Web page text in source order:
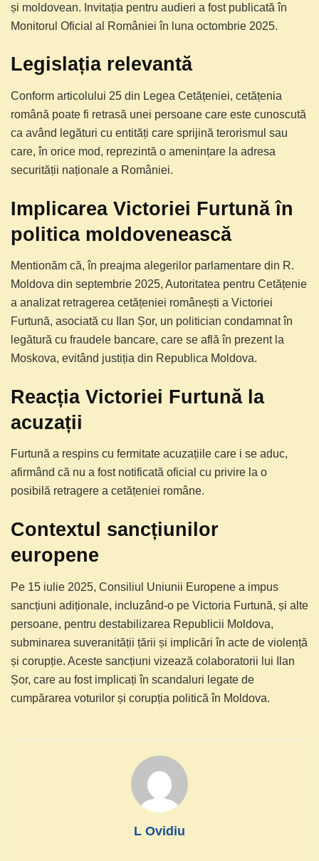
și moldovean. Invitația pentru audieri a fost publicată în
Monitorul Oficial al României în luna octombrie 2025.
Legislația relevantă
Conform articolului 25 din Legea Cetățeniei, cetățenia
română poate fi retrasă unei persoane care este cunoscută
ca având legături cu entități care sprijină terorismul sau
care, în orice mod, reprezintă o amenințare la adresa
securității naționale a României.
Implicarea Victoriei Furtună în
politica moldovenească
Mentionăm că, în preajma alegerilor parlamentare din R.
Moldova din septembrie 2025, Autoritatea pentru Cetățenie
a analizat retragerea cetățeniei românești a Victoriei
Furtună, asociată cu Ilan Șor, un politician condamnat în
legătură cu fraudele bancare, care se află în prezent la
Moskova, evitând justiția din Republica Moldova.
Reacția Victoriei Furtună la
acuzații
Furtună a respins cu fermitate acuzațiile care i se aduc,
afirmând că nu a fost notificată oficial cu privire la o
posibilă retragere a cetățeniei române.
Contextul sancțiunilor
europene
Pe 15 iulie 2025, Consiliul Uniunii Europene a impus
sancțiuni adiționale, incluzând-o pe Victoria Furtună, și alte
persoane, pentru destabilizarea Republicii Moldova,
subminarea suveranității țării și implicări în acte de violență
și corupție. Aceste sancțiuni vizează colaboratorii lui Ilan
Șor, care au fost implicați în scandaluri legate de
cumpărarea voturilor și corupția politică în Moldova.
L Ovidiu